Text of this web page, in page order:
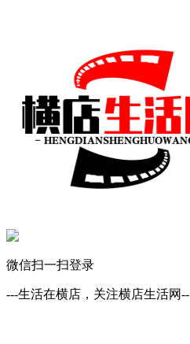
微信扫一扫登录
---生活在横店，关注横店生活网--